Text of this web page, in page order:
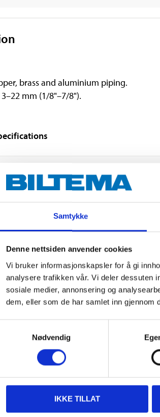
Samtykke
Denne nettsiden anvender cookies
Vi bruker informasjonskapsler for å gi
analysere trafikken vår. Vi deler dessuten
sosiale medier, annonsering og
dem, eller som de har samlet inn gjennom
Nødvendig
IKKE TILLAT
brass and aluminium piping.
mm (1/8"–7/8").
manufacturer